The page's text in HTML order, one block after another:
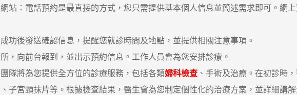
：電話預約是最直接的方式，您只需提供基本個人信息並簡述需求即可。網
後發送確認信息，提醒您就診時間及地點，並提供相關注意事項。
向前台報到，並出示預約信息。工作人員會為您安排診療。
將為您提供全方位的診療服務，包括各類婦科檢查 、手術及治療。在初診時
子宮頸抹片等。根據檢查結果，醫生會為您制定個性化的治療方案，並詳細講